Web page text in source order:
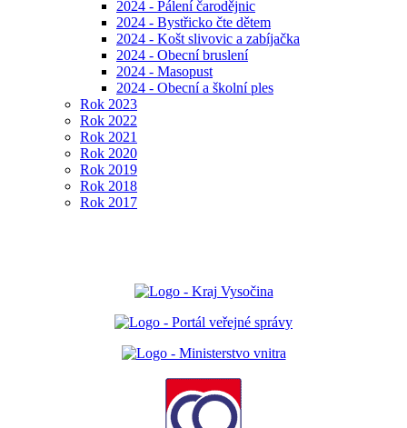
2024 - Pálení čarodějnic
2024 - Bystřicko čte dětem
2024 - Košt slivovic a zabíjačka
2024 - Obecní bruslení
2024 - Masopust
2024 - Obecní a školní ples
Rok 2023
Rok 2022
Rok 2021
Rok 2020
Rok 2019
Rok 2018
Rok 2017